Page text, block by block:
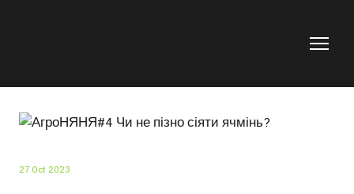
27 Oct 2023